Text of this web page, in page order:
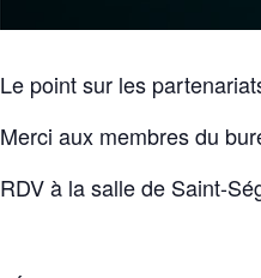
Le point sur les
Merci aux membres du
RDV à la salle de Saint-